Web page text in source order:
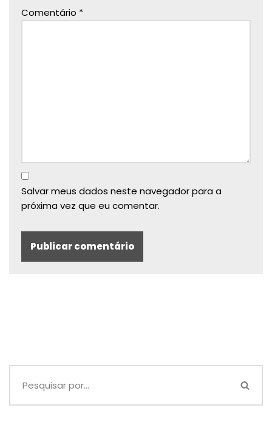
Comentário *
Salvar meus dados neste navegador para a
próxima vez que eu comentar.